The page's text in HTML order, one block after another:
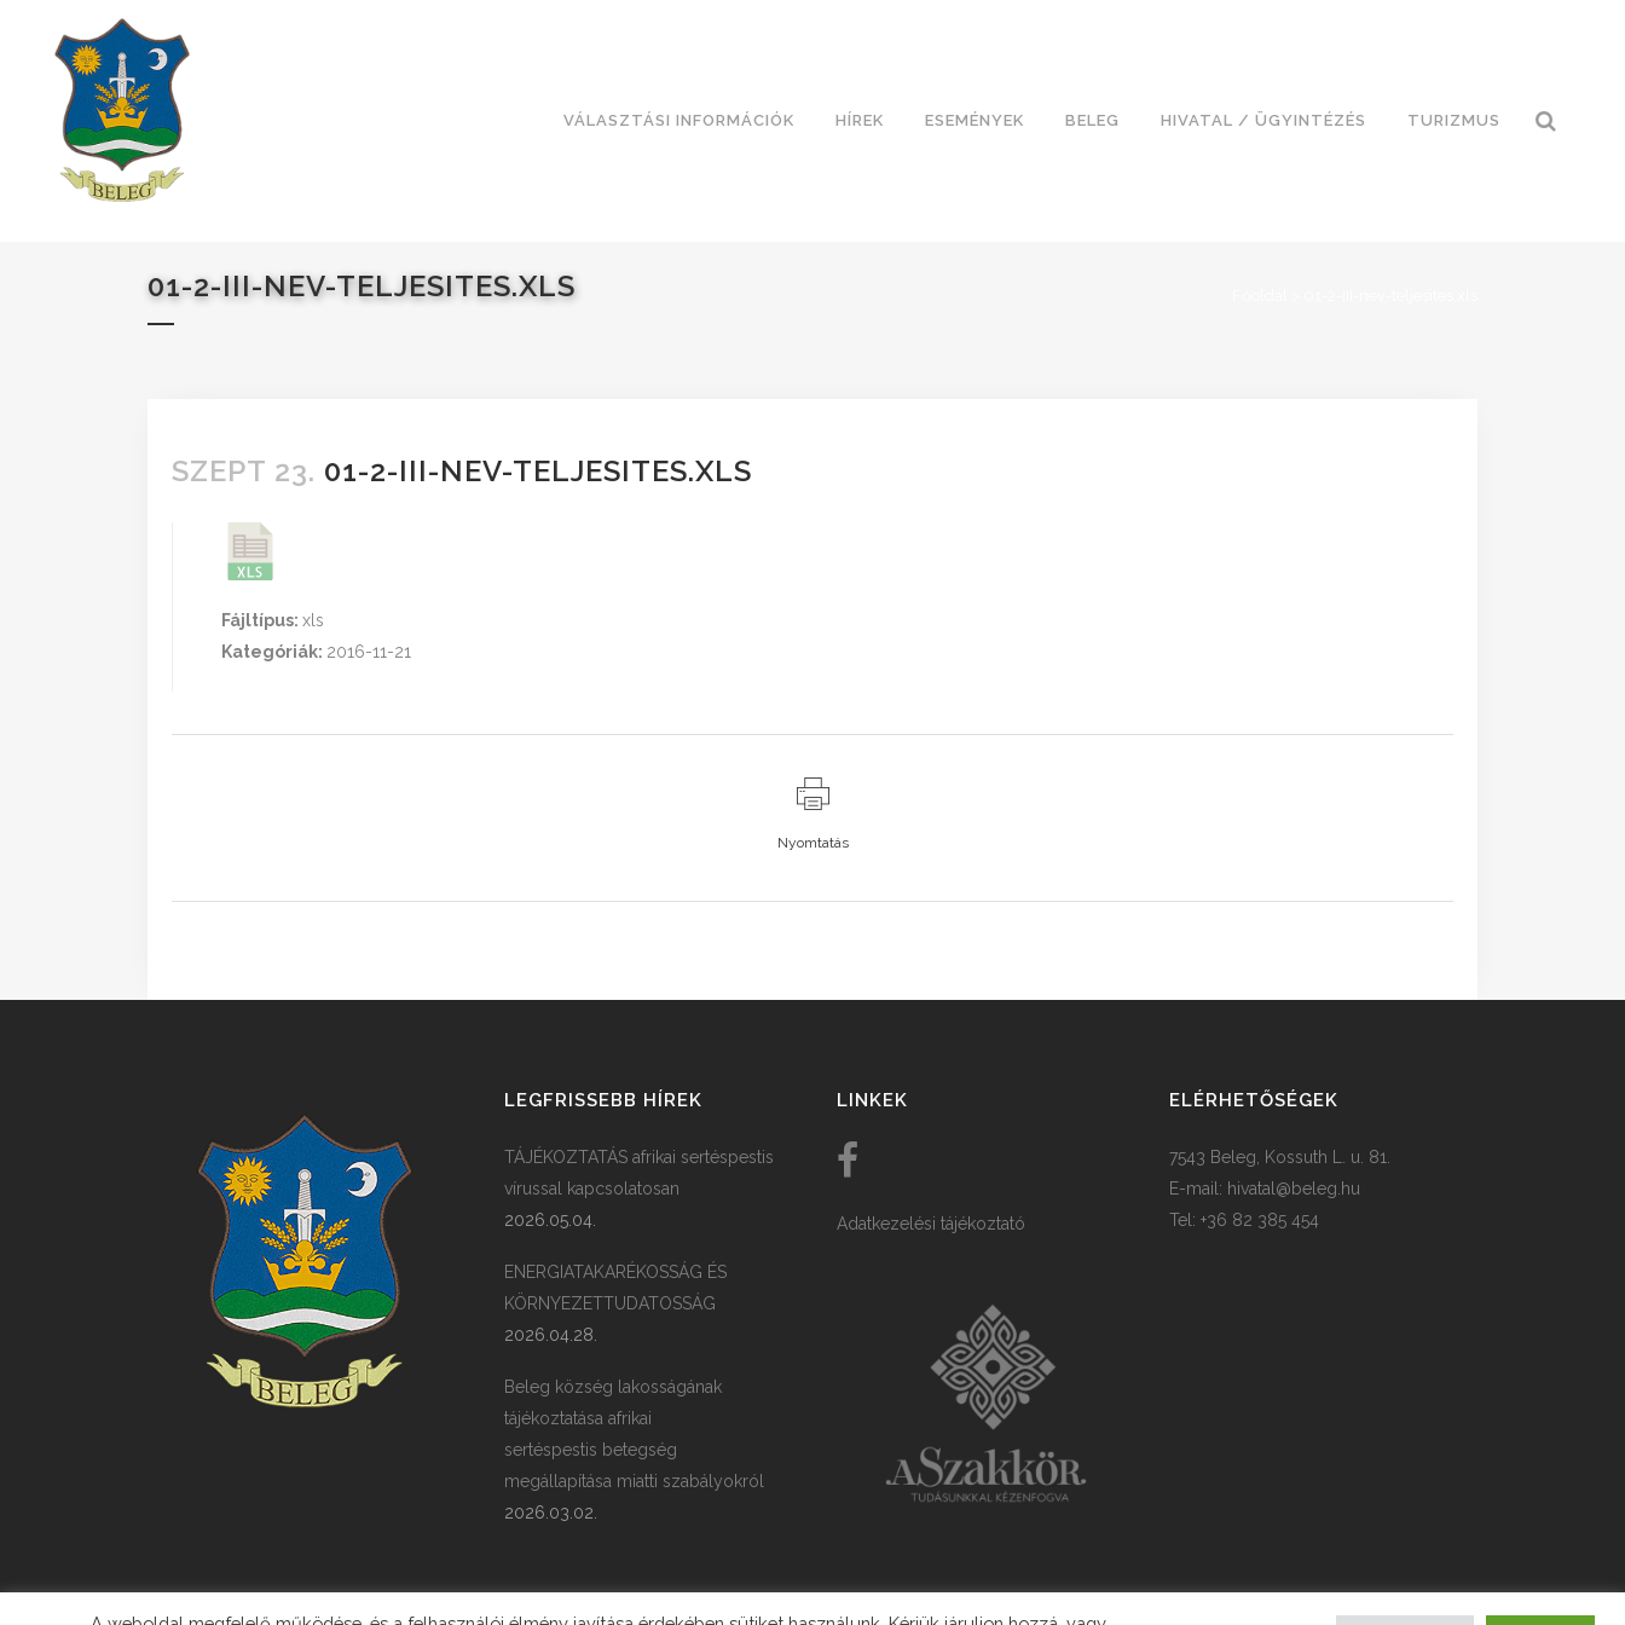
VÁLASZTÁSI INFORMÁCIÓK HÍREK ESEMÉNYEK BELEG HIVATAL / ÜGYINTÉZÉS TURIZMUS
01-2-III-NEV-TELJESITES.XLS
SZEPT 23. 01-2-III-NEV-TELJESITES.XLS
Fájltípus: xls
Kategóriák: 2016-11-21
Nyomtatás
LEGFRISSEBB HÍREK
TÁJÉKOZTATÁS afrikai sertéspestis
vírussal kapcsolatosan
2026.05.04.
ENERGIATAKARÉKOSSÁG ÉS
KÖRNYEZETTUDATOSSÁG
2026.04.28.
Beleg község lakosságának
tájékoztatása afrikai
sertéspestis betegség
megállapítása miatti szabályokról
2026.03.02.
LINKEK
Adatkezelési tájékoztató
ELÉRHETŐSÉGEK
7543 Beleg, Kossuth L. u. 81.
E-mail: hivatal@beleg.hu
Tel: +36 82 385 454